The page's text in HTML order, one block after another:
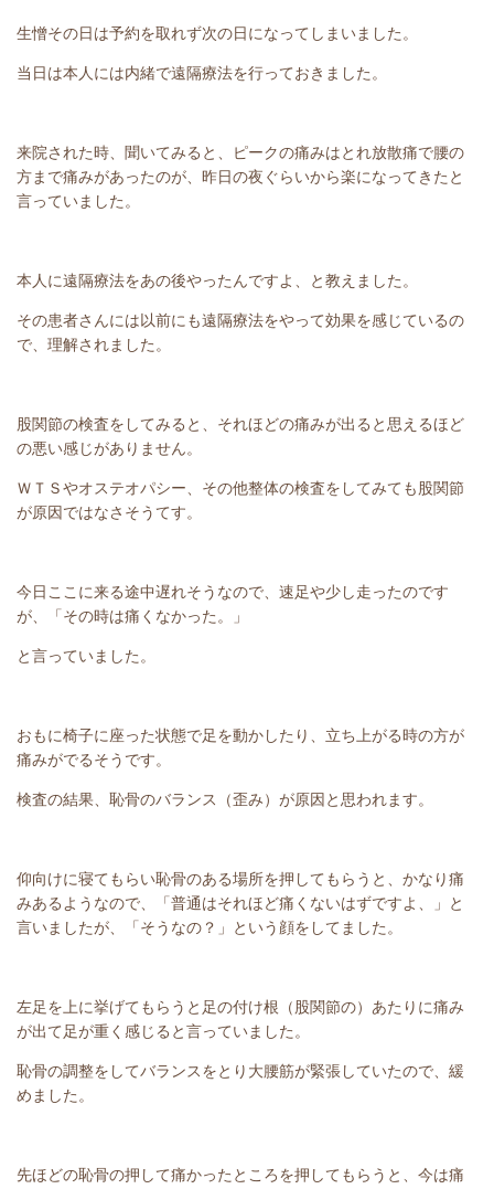
生憎その日は予約を取れず次の日になってしまいました。
当日は本人には内緒で遠隔療法を行っておきました。
来院された時、聞いてみると、ピークの痛みはとれ放散痛で腰の
方まで痛みがあったのが、昨日の夜ぐらいから楽になってきたと
言っていました。
本人に遠隔療法をあの後やったんですよ、と教えました。
その患者さんには以前にも遠隔療法をやって効果を感じているの
で、理解されました。
股関節の検査をしてみると、それほどの痛みが出ると思えるほど
の悪い感じがありません。
ＷＴＳやオステオパシー、その他整体の検査をしてみても股関節
が原因ではなさそうてす。
今日ここに来る途中遅れそうなので、速足や少し走ったのです
が、「その時は痛くなかった。」
と言っていました。
おもに椅子に座った状態で足を動かしたり、立ち上がる時の方が
痛みがでるそうです。
検査の結果、恥骨のバランス（歪み）が原因と思われます。
仰向けに寝てもらい恥骨のある場所を押してもらうと、かなり痛
みあるようなので、「普通はそれほど痛くないはずですよ、」と
言いましたが、「そうなの？」という顔をしてました。
左足を上に挙げてもらうと足の付け根（股関節の）あたりに痛み
が出て足が重く感じると言っていました。
恥骨の調整をしてバランスをとり大腰筋が緊張していたので、緩
めました。
先ほどの恥骨の押して痛かったところを押してもらうと、今は痛